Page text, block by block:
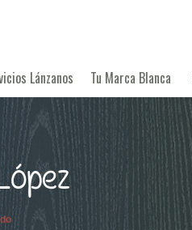
Lánzanos Tu Marca Blanca